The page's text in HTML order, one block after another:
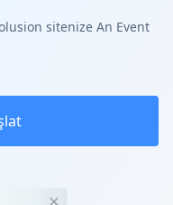
sitenize An Event